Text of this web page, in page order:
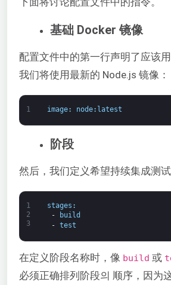
基础 Docker 镜像
配置文件中的第一行声明了应该
我们将使用最新的 Node.js 镜像：
1 image: node: latest
阶段
然后，我们定义希望持续集成测
1
2
3
stages :
-
build
- test
在定义阶段名称时，像 build 或
必须正确排列阶段의 顺序，因为